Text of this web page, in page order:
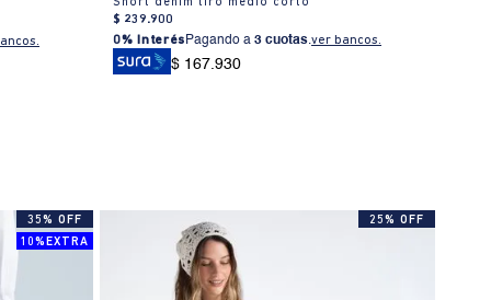
Short denim tiro medio corto
$ 239.900
0% Interés Pagando a3 cuotas.ver bancos.
$ 167.930
35% OFF
10%EXTRA
25% OFF